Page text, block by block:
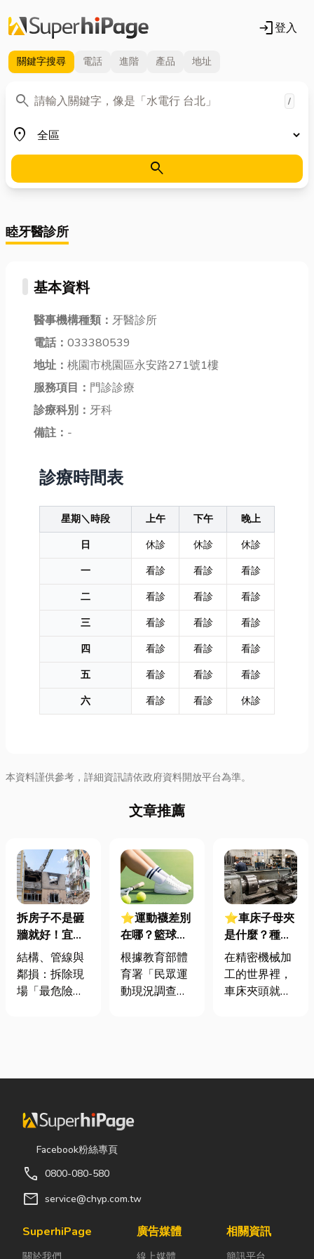
login登入
關鍵字搜尋 電話 進階 產品 地址
search
關鍵字 /
place
地區
search
睦牙醫診所
基本資料
醫事機構種類： 牙醫診所
電話： 033380539
地址： 桃園市桃園區永安路271號1樓
服務項目： 門診診療
診療科別： 牙科
備註： -
診療時間表
星期＼時段 上午 下午
晚上
日
休診 休診
休診
一
看診 看診
看診
二
看診 看診
看診
三
看診 看診
看診
四
看診 看診
看診
五
看診 看診
看診
六
看診 看診 休診
本資料謹供參考，詳細資訊請依政府資料開放平台為準。
文章推薦
拆房子不是砸
牆就好！宜蘭
裝潢拆除、水
泥切割施工前
必看的避坑指
結構、管線與
鄰損：拆除現
場「最危險的
混亂的環境
有三件事情如
果沒做好，最
容易發生嚴重
清「主力
牆」，盲目亂
陷： 這是老屋
⭐運動襪差別
在哪？籃球、
慢跑、排球襪
挑選全攻略，
穿對了運動不
根據教育部體
育署「民眾運
動現況調查」
與各類球類運
配備上毫不惜
專業路跑鞋，
抓一雙幾十元
⭐車床子母夾
是什麼？種
類、規格挑選
與台灣採購推
薦完整指南
在精密機械加
工的世界裡，
車床夾頭就像
的工件。然
這時，車床子
Facebook粉絲專頁
call 0800-080-580
mail service@chyp.com.tw
SuperhiPage
關於我們
廣告媒體
線上媒體
相關資訊
簡訊平台